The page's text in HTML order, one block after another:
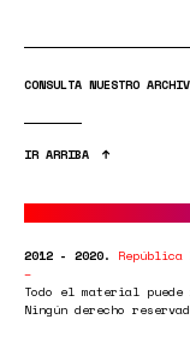
CONSULTA NUESTRO
IR ARRIBA
2012 - 2020.
Todo el material
Ningún derecho